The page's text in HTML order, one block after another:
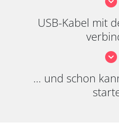
USB-Kabel mit
… und schon